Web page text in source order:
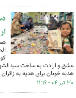
عشق و ارادت به ساحت
هدیه خوبان برای هدیه به
۳۰ تیر ۰۴ - ۱۱:۱۶